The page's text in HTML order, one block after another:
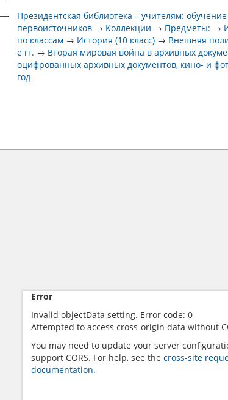
Президентская библиотека – учителям:
первоисточников → Коллекции → Предметы: →
по классам → История (10 класс) → Внешняя
е гг. → Вторая мировая война в архивных
оцифрованных архивных документов, кино- и
год
Error
Invalid objectData setting. Error code: 0
Attempted to access cross-origin data without
You may need to update your server
support CORS. For help, see the cross-site
documentation.